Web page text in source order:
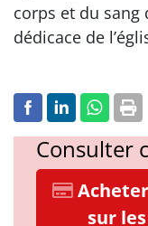
corps et du sang
dédicace de
Consulter
Acheter
sur